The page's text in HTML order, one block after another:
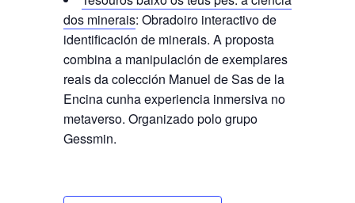
dos minerais: Obradoiro interactivo de
identificación de minerais. A proposta
combina a manipulación de exemplares
reais da colección Manuel de Sas de la
Encina cunha experiencia inmersiva no
metaverso. Organizado polo grupo
Gessmin.